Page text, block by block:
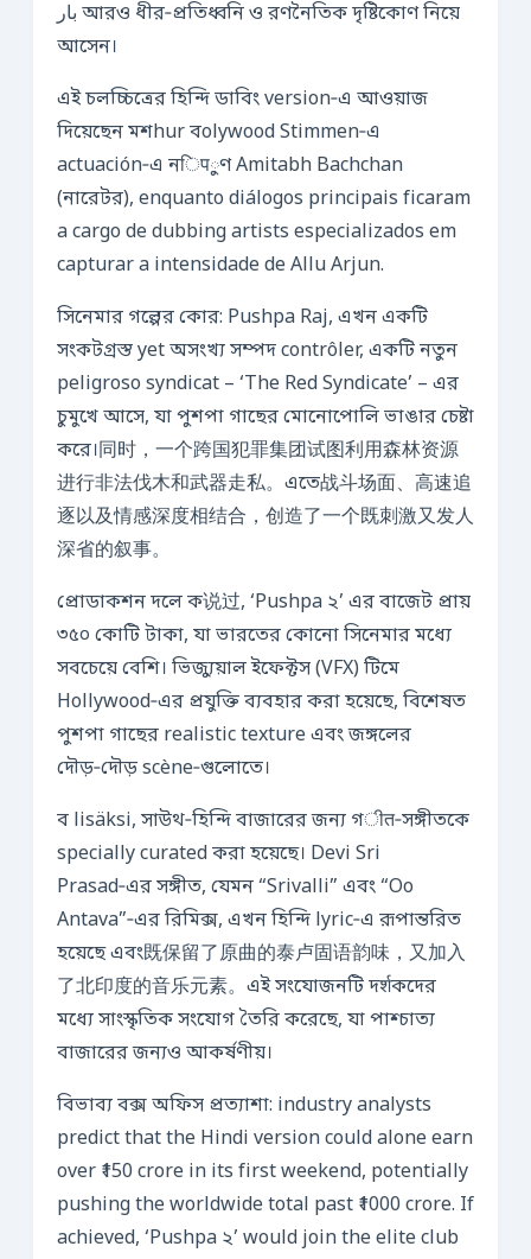
بار আরও ধীর‑প্রতিধ্বনি ও রণনৈতিক দৃষ্টিকোণ নিয়ে
আসেন।
এই চলচ্চিত্রের হিন্দি ডাবিং version‑এ আওয়াজ
দিয়েছেন মশhur বolywood Stimmen‑এ
actuación‑এ নिपুণ Amitabh Bachchan
(নারেটর), enquanto diálogos principais ficaram
a cargo de dubbing artists especializados em
capturar a intensidade de Allu Arjun.
সিনেমার গল্পের কোর: Pushpa Raj, এখন একটি
সংকটগ্রস্ত yet অসংখ্য সম্পদ contrôler, একটি নতুন
peligroso syndicat – ‘The Red Syndicate’ – এর
চুমুখে আসে, যা পুশপা গাছের মোনোপোলি ভাঙার চেষ্টা
করে।同时，一个跨国犯罪集团试图利用森林资源
进行非法伐木和武器走私。এতে战斗场面、高速追
逐以及情感深度相结合，创造了一个既刺激又发人
深省的叙事。
প্রোডাকশন দলে ক说过, ‘Pushpa ২’ এর বাজেট প্রায়
৩৫০ কোটি টাকা, যা ভারতের কোনো সিনেমার মধ্যে
সবচেয়ে বেশি। ভিজ্যুয়াল ইফেক্টস (VFX) টিমে
Hollywood‑এর প্রযুক্তি ব্যবহার করা হয়েছে, বিশেষত
পুশপা গাছের realistic texture এবং জঙ্গলের
দৌড়‑দৌড় scène‑গুলোতে।
ব lisäksi, সাউথ‑হিন্দি বাজারের জন্য গीत‑সঙ্গীতকে
specially curated করা হয়েছে। Devi Sri
Prasad‑এর সঙ্গীত, যেমন “Srivalli” এবং “Oo
Antava”‑এর রিমিক্স, এখন হিন্দি lyric‑এ রূপান্তরিত
হয়েছে এবং既保留了原曲的泰卢固语韵味，又加入
了北印度的音乐元素。এই সংযোজনটি দर्शকদের
মধ্যে সাংস্কৃতিক সংযোগ তৈরি করেছে, যা পাশ্চাত্য
বাজারের জন্যও আকর্ষণীয়।
বিভাব্য বক্স অফিস প্রত্যাশা: industry analysts
predict that the Hindi version could alone earn
over ₹150 crore in its first weekend, potentially
pushing the worldwide total past ₹1000 crore. If
achieved, ‘Pushpa ২’ would join the elite club